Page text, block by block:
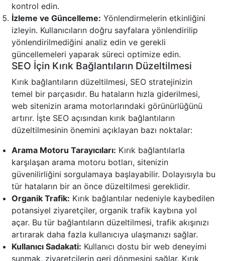
kontrol edin.
İzleme ve Güncelleme: Yönlendirmelerin etkinliğini
izleyin. Kullanıcıların doğru sayfalara yönlendirilip
yönlendirilmediğini analiz edin ve gerekli
güncellemeleri yaparak süreci optimize edin.
SEO İçin Kırık Bağlantıların Düzeltilmesi
Kırık bağlantıların düzeltilmesi, SEO stratejinizin
temel bir parçasıdır. Bu hataların hızla giderilmesi,
web sitenizin arama motorlarındaki görünürlüğünü
artırır. İşte SEO açısından kırık bağlantıların
düzeltilmesinin önemini açıklayan bazı noktalar:
Arama Motoru Tarayıcıları: Kırık bağlantılarla
karşılaşan arama motoru botları, sitenizin
güvenilirliğini sorgulamaya başlayabilir. Dolayısıyla bu
tür hataların bir an önce düzeltilmesi gereklidir.
Organik Trafik: Kırık bağlantılar nedeniyle kaybedilen
potansiyel ziyaretçiler, organik trafik kaybına yol
açar. Bu tür bağlantıların düzeltilmesi, trafik akışınızı
artırarak daha fazla kullanıcıya ulaşmanızı sağlar.
Kullanıcı Sadakati: Kullanıcı dostu bir web deneyimi
sunmak, ziyaretçilerin geri dönmesini sağlar. Kırık